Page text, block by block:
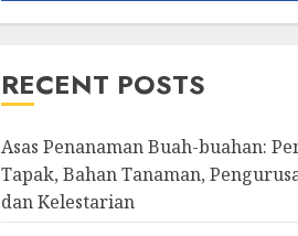
RECENT POSTS
Asas Penanaman Buah-buahan:
Tapak, Bahan Tanaman,
dan Kelestarian